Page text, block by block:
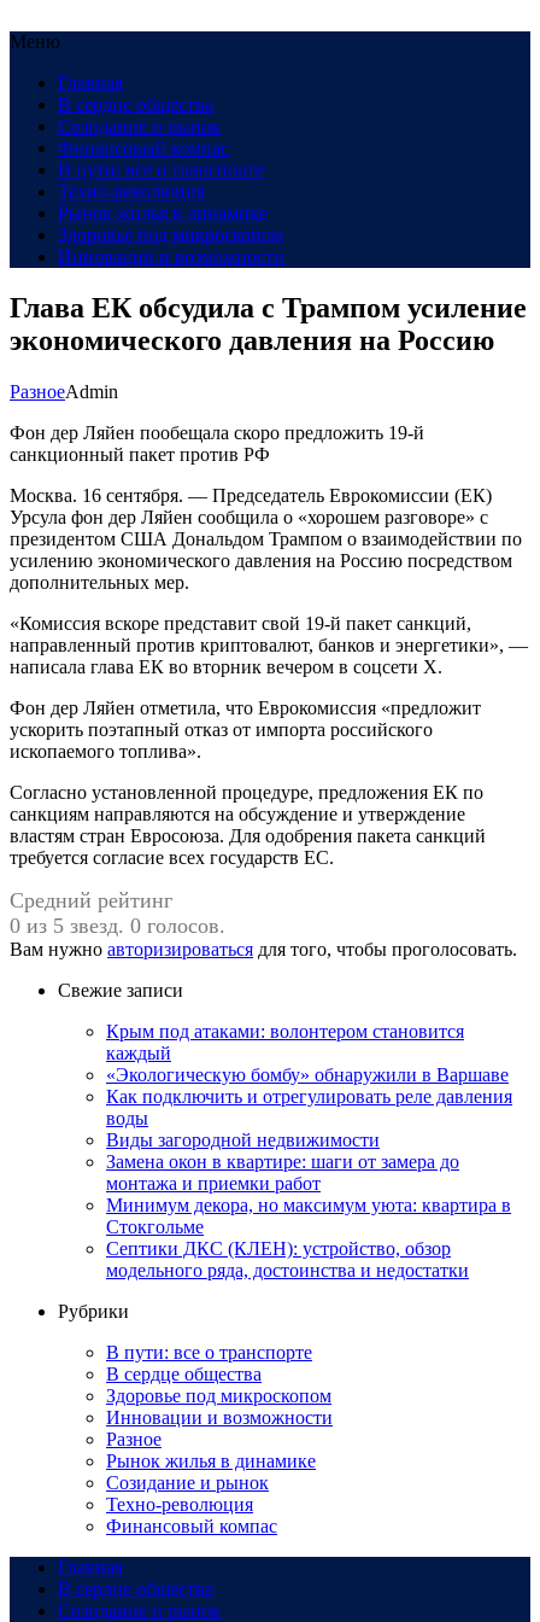
Меню
Главная
В сердце общества
Созидание и рынок
Финансовый компас
В пути: все о транспорте
Техно-революция
Рынок жилья в динамике
Здоровье под микроскопом
Инновации и возможности
Глава ЕК обсудила с Трампом усиление
экономического давления на Россию
РазноеAdmin
Фон дер Ляйен пообещала скоро предложить 19-й
санкционный пакет против РФ
Москва. 16 сентября. — Председатель Еврокомиссии (ЕК)
Урсула фон дер Ляйен сообщила о «хорошем разговоре» с
президентом США Дональдом Трампом о взаимодействии по
усилению экономического давления на Россию посредством
дополнительных мер.
«Комиссия вскоре представит свой 19-й пакет санкций,
направленный против криптовалют, банков и энергетики», —
написала глава ЕК во вторник вечером в соцсети X.
Фон дер Ляйен отметила, что Еврокомиссия «предложит
ускорить поэтапный отказ от импорта российского
ископаемого топлива».
Согласно установленной процедуре, предложения ЕК по
санкциям направляются на обсуждение и утверждение
властям стран Евросоюза. Для одобрения пакета санкций
требуется согласие всех государств ЕС.
Средний рейтинг
0 из 5 звезд. 0 голосов.
Вам нужно авторизироваться для того, чтобы проголосовать.
Свежие записи
Крым под атаками: волонтером становится
каждый
«Экологическую бомбу» обнаружили в Варшаве
Как подключить и отрегулировать реле давления
воды
Виды загородной недвижимости
Замена окон в квартире: шаги от замера до
монтажа и приемки работ
Минимум декора, но максимум уюта: квартира в
Стокгольме
Септики ДКС (КЛЕН): устройство, обзор
модельного ряда, достоинства и недостатки
Рубрики
В пути: все о транспорте
В сердце общества
Здоровье под микроскопом
Инновации и возможности
Разное
Рынок жилья в динамике
Созидание и рынок
Техно-революция
Финансовый компас
Главная
В сердце общества
Созидание и рынок